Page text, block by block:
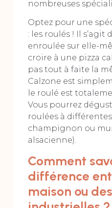
nombreuses
Optez pour une
: les roulés ! Il s’agit
enroulée sur elle-
croire à une pizza
pas tout à faite la
Calzone est
le roulé est
Vous pourrez
roulées à différentes
champignon ou
alsacienne).
Comment
différence
maison ou